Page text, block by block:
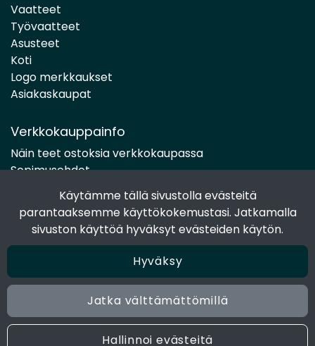
Käytämme tällä sivustolla evästeitä
parantaaksemme käyttökokemustasi. Jatkamalla
sivuston käyttöä hyväksyt evästeiden käytön.
Hyväksy
Jatka välttämättömillä
Hallinnoi evästeitä
Vaatteet
Työvaatteet
Asusteet
Koti
Logo merkkaukset
Asiakaskaupat
Verkkokauppainfo
Näin teet ostoksia verkkokaupassa
Sopimusehdot
Toimitustavat
Maksutavat
Tietosuojaseloste
Seuraa sosiaalisessa mediassa
Facebook
Instagram